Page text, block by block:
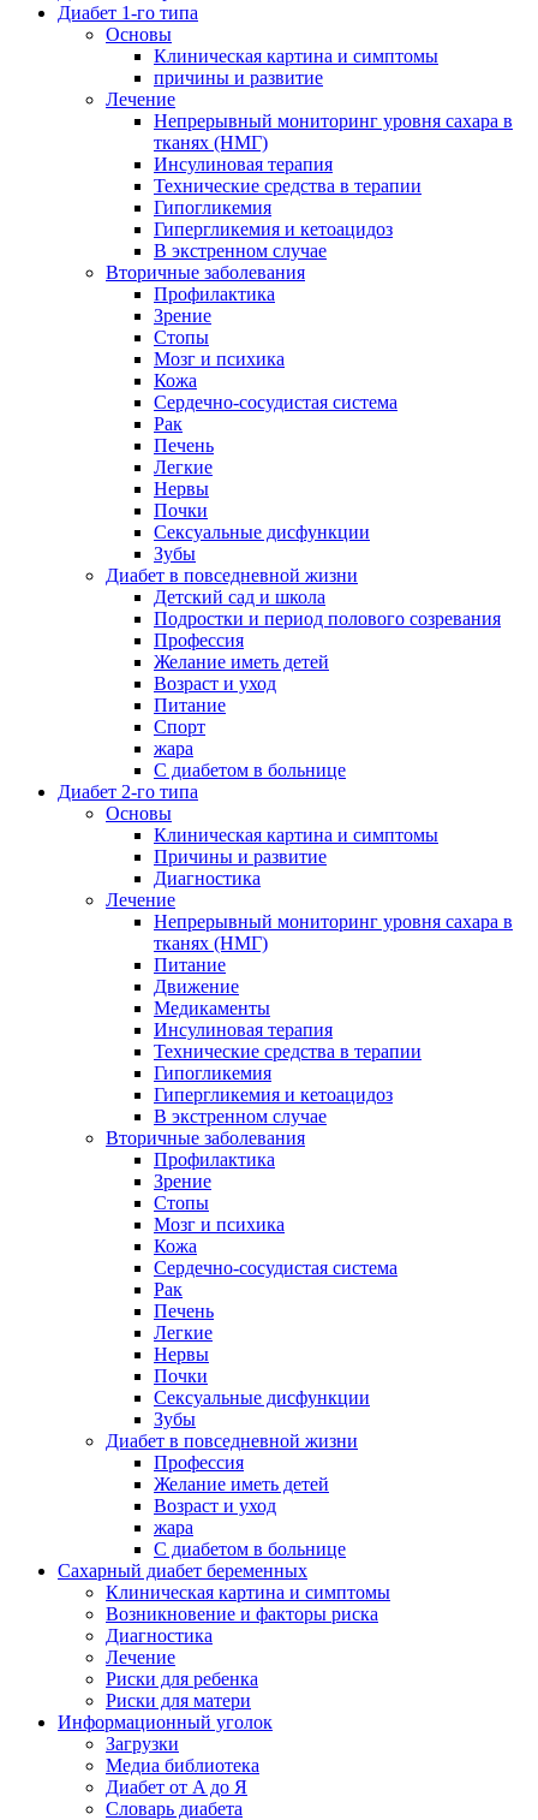
Диабет 1-го типа
Основы
Клиническая картина и симптомы
причины и развитие
Лечение
Непрерывный мониторинг уровня сахара в
тканях (НМГ)
Инсулиновая терапия
Технические средства в терапии
Гипогликемия
Гипергликемия и кетоацидоз
В экстренном случае
Вторичные заболевания
Профилактика
Зрение
Стопы
Мозг и психика
Кожа
Сердечно-сосудистая система
Рак
Печень
Легкие
Нервы
Почки
Сексуальные дисфункции
Зубы
Диабет в повседневной жизни
Детский сад и школа
Подростки и период полового созревания
Профессия
Желание иметь детей
Возраст и уход
Питание
Спорт
жара
С диабетом в больнице
Диабет 2-го типа
Основы
Клиническая картина и симптомы
Причины и развитие
Диагностика
Лечение
Непрерывный мониторинг уровня сахара в
тканях (НМГ)
Питание
Движение
Медикаменты
Инсулиновая терапия
Технические средства в терапии
Гипогликемия
Гипергликемия и кетоацидоз
В экстренном случае
Вторичные заболевания
Профилактика
Зрение
Стопы
Мозг и психика
Кожа
Сердечно-сосудистая система
Рак
Печень
Легкие
Нервы
Почки
Сексуальные дисфункции
Зубы
Диабет в повседневной жизни
Профессия
Желание иметь детей
Возраст и уход
жара
С диабетом в больнице
Сахарный диабет беременных
Клиническая картина и симптомы
Возникновение и факторы риска
Диагностика
Лечение
Риски для ребенка
Риски для матери
Информационный уголок
Загрузки
Медиа библиотека
Диабет от A до Я
Словарь диабета